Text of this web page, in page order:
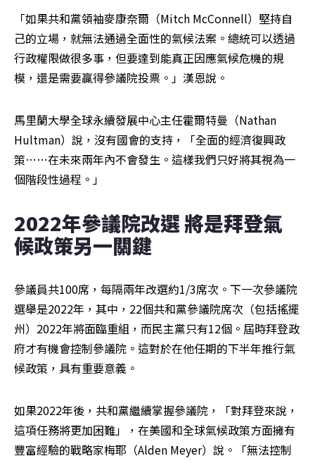
「如果共和黨領袖麥康奈爾（Mitch McConnell）堅持自
己的立場，就無法通過全面性的氣候法案。總統可以透過
行政權限做很多事，但要達到能真正因應氣候危機的規
模，還是需要贏得參議院投票。」漢恩說。
馬里蘭大學全球永續發展中心主任霍爾特曼（Nathan
Hultman）說，沒有國會的支持，「全面的經濟復興政
策……在未來兩年內不會發生。這樣我們只好將其視為一
個階段性過程。」
2022年參議院改選 將是拜登氣
候政策另一關鍵
參議員共100席，每隔兩年改選約1/3席次。下一次參議院
選舉是2022年，其中，22個共和黨參議院席次（包括搖擺
州）2022年將面臨重組，而民主黨只有12個。屆時拜登政
府才有機會控制參議院。這對於在他任期的下半年推行氣
候政策，具有重要意義。
如果2022年後，共和黨繼續掌握參議院，「對拜登來說，
這項任務將更加困難」，在美國和全球氣候政策方面擁有
豐富經驗的戰略家梅耶（Alden Meyer）說。「無法控制